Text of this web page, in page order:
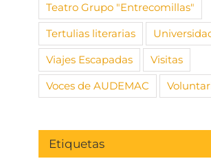
Teatro Grupo "Entrecomillas"
Tertulias literarias
Viajes Escapadas
Visitas
Voces de AUDEMAC
Etiquetas